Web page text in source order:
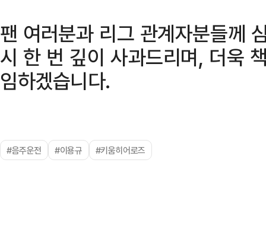
팬 여러분과 리그 관계자분들께
시 한 번 깊이 사과드리며, 더욱
임하겠습니다.
#음주운전 #이용규 #키움히어로즈